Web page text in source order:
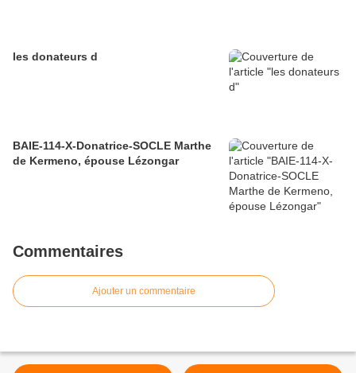
les donateurs d
BAIE-114-X-Donatrice-SOCLE Marthe
de Kermeno, épouse Lézongar
Commentaires
Ajouter un commentaire